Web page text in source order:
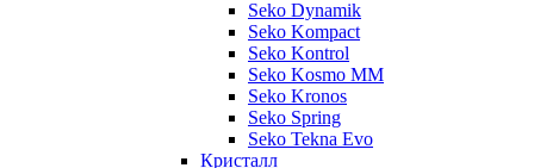
Seko Dynamik
Seko Kompact
Seko Kontrol
Seko Kosmo MM
Seko Kronos
Seko Spring
Seko Tekna Evo
Кристалл